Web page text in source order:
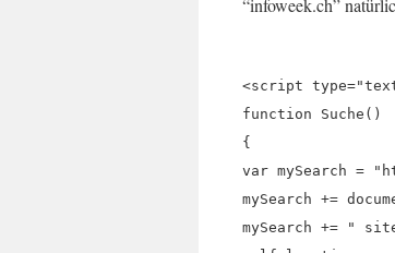
“infoweek.ch”
<script
function Suche()
{
var mySearch =
mySearch +=
mySearch += "